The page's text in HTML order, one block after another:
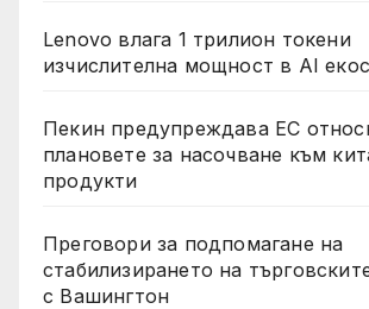
Lenovo влага 1 трилион токени
изчислителна мощност в AI
Пекин предупреждава ЕС
плановете за насочване към
продукти
Преговори за подпомагане на
стабилизирането на
с Вашингтон